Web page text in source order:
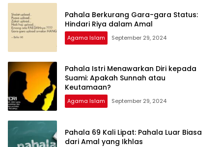
Pahala Berkurang Gara-gara Status:
Hindari Riya dalam Amal
Agama Islam September 29, 2024
Pahala Istri Menawarkan Diri kepada
Suami: Apakah Sunnah atau
Keutamaan?
Agama Islam September 29, 2024
Pahala 69 Kali Lipat: Pahala Luar Biasa
dari Amal yang Ikhlas